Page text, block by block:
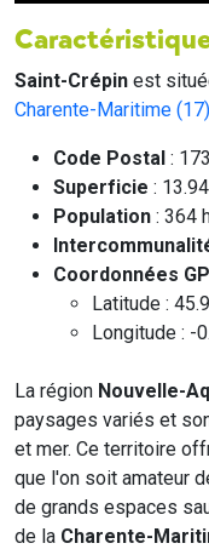
Saint-Crépin est
Charente-Maritime (17)
Code Postal :
Superficie :
Population : 364
Coordonnées
Latitude :
Longitude : -
La région Nouvelle-
paysages variés et
et mer. Ce territoire
que l'on soit amateur
de grands espaces
de la Charente-